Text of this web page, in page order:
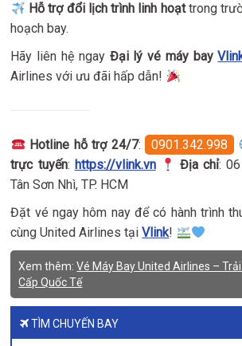
Hỗ trợ đổi lịch trình linh hoạttrong
hoạch bay.
Hãy liên hệ ngay Đại lý vé máy bay
Airlines với ưu đãi hấp dẫn!
Hotline hỗ trợ 24/7: 0901.342.998
trực tuyến: https://vlink.vn Địa chỉ:
Tân Sơn Nhì, TP. HCM
Đặt vé ngay hôm nay để có hành trình
cùng United Airlines tạiVlink!
Xem thêm:Vé Máy Bay United Airlines –
Cấp Quốc Tế
TÌM CHUYẾN BAY